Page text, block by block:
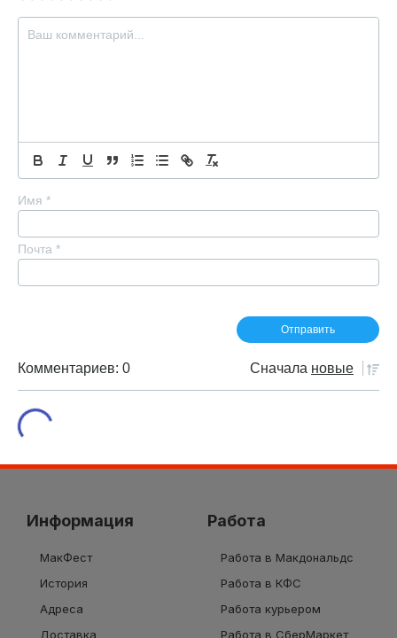
Имя *
Почта *
Комментариев: 0 Сначала новые
Информация
МакФест
История
Адреса
Доставка
Работа
Работа в Макдональдс
Работа в КФС
Работа курьером
Работа в СберМаркет